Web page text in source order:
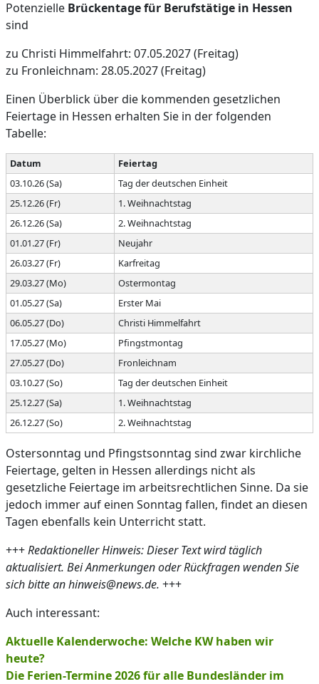
Potenzielle Brückentage für Berufstätige in Hessen
sind
zu Christi Himmelfahrt: 07.05.2027 (Freitag)
zu Fronleichnam: 28.05.2027 (Freitag)
Einen Überblick über die kommenden gesetzlichen
Feiertage in Hessen erhalten Sie in der folgenden
Tabelle:
Datum
Feiertag
03.10.26 (Sa)
Tag der deutschen Einheit
25.12.26 (Fr)
1. Weihnachtstag
26.12.26 (Sa)
2. Weihnachtstag
01.01.27 (Fr)
Neujahr
26.03.27 (Fr)
Karfreitag
29.03.27 (Mo)
Ostermontag
01.05.27 (Sa)
Erster Mai
06.05.27 (Do)
Christi Himmelfahrt
17.05.27 (Mo)
Pfingstmontag
27.05.27 (Do)
Fronleichnam
03.10.27 (So)
Tag der deutschen Einheit
25.12.27 (Sa)
1. Weihnachtstag
26.12.27 (So)
2. Weihnachtstag
Ostersonntag und Pfingstsonntag sind zwar kirchliche
Feiertage, gelten in Hessen allerdings nicht als
gesetzliche Feiertage im arbeitsrechtlichen Sinne. Da sie
jedoch immer auf einen Sonntag fallen, findet an diesen
Tagen ebenfalls kein Unterricht statt.
+++Redaktioneller Hinweis: Dieser Text wird täglich
aktualisiert. Bei Anmerkungen oder Rückfragen wenden Sie
sich bitte an hinweis@news.de. +++
Auch interessant:
Aktuelle Kalenderwoche: Welche KW haben wir
heute?
Die Ferien-Termine 2026 für alle Bundesländer im